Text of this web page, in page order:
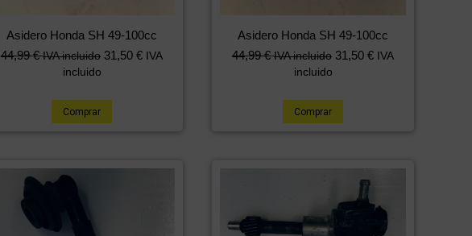
Asidero Honda SH 49-100cc
44,99€ IVA incluido 31,50 € IVA
incluido
Comprar
Asidero Honda SH 49-100cc
44,99€ IVA incluido 31,50 € IVA
incluido
Comprar